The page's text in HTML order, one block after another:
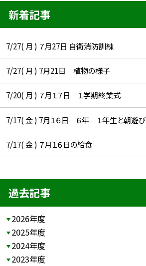
新着記事
7/27( 月 ) ７月27日 自衛消防訓練
7/27( 月 ) 7月21日 植物の様子
7/20( 月 ) ７月１７日 １学期終業式
7/17( 金 ) 7月１６日 ６年 １年生と朝遊び
7/17( 金 ) ７月１６日の給食
過去記事
2026年度
2025年度
2024年度
2023年度